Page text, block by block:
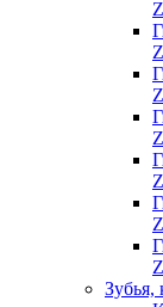
Зубья,